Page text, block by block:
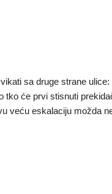
sa druge strane
tko će prvi stisnuti
veću eskalaciju možda